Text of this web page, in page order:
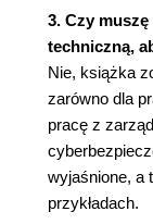
3. Czy
techniczną,
Nie, książka
zarówno dla
pracę z
wyjaśnione, a
przykładach.